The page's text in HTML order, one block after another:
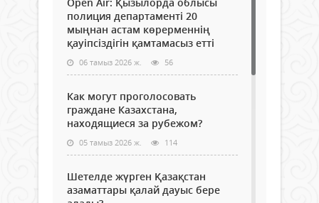
полиция департаменті 20
мыңнан астам көрерменнің
қауіпсіздігін қамтамасыз етті
06 тамыз 2026 ж. 56
Как могут проголосовать
граждане Казахстана,
находящиеся за рубежом?
05 тамыз 2026 ж. 114
Шетелде жүрген Қазақстан
азаматтары қалай дауыс бере